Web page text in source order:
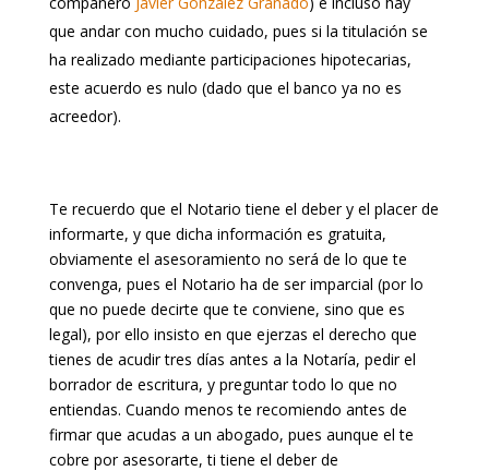
que andar con mucho cuidado, pues si la titulación se
ha realizado mediante participaciones hipotecarias,
este acuerdo es nulo (dado que el banco ya no es
acreedor).
Te recuerdo que el Notario tiene el deber y el placer de
informarte, y que dicha información es gratuita,
obviamente el asesoramiento no será de lo que te
convenga, pues el Notario ha de ser imparcial (por lo
que no puede decirte que te conviene, sino que es
legal), por ello insisto en que ejerzas el derecho que
tienes de acudir tres días antes a la Notaría, pedir el
borrador de escritura, y preguntar todo lo que no
entiendas. Cuando menos te recomiendo antes de
firmar que acudas a un abogado, pues aunque el te
cobre por asesorarte, ti tiene el deber de